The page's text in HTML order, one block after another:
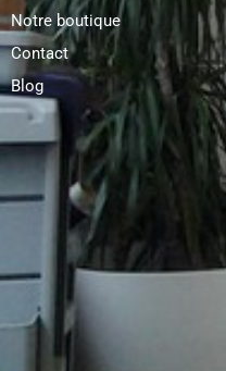
Notre boutique
Contact
Blog